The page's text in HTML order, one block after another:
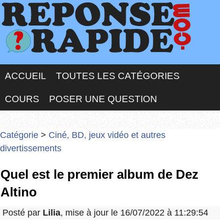
ACCUEIL TOUTES LES CATÉGORIES
COURS POSER UNE QUESTION
Catégorie > Ciné, BD, jeux vidéo et autres
divertissements
Quel est le premier album de Dez
Altino
Posté par Lilia, mise à jour le 16/07/2022 à 11:29:54